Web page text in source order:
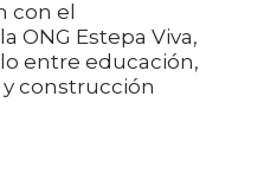
con el
ONG Estepa Viva,
entre educación,
construcción